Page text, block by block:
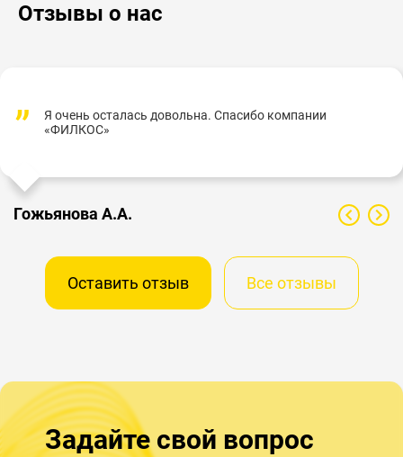
Отзывы о нас
Я очень осталась довольна. Спасибо компании
«ФИЛКОС»
Гожьянова А.А.
Оставить отзыв Все отзывы
Задайте свой вопрос